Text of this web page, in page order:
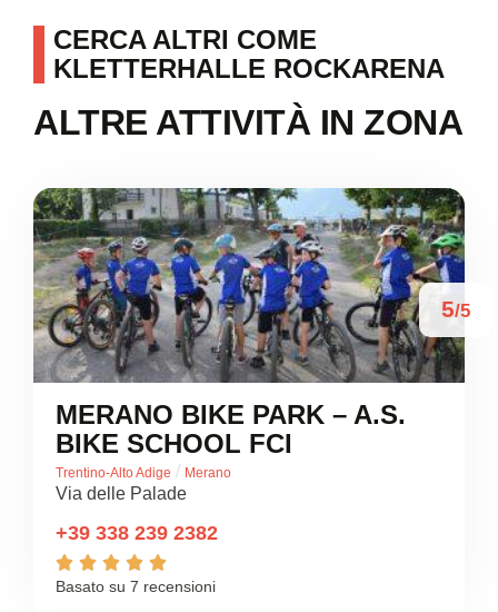
CERCA ALTRI COME
KLETTERHALLE ROCKARENA
ALTRE ATTIVITÀ IN ZONA
5/5
MERANO BIKE PARK – A.S.
BIKE SCHOOL FCI
Trentino-Alto Adige / Merano
Via delle Palade
+39 338 239 2382
    
Basato su 7 recensioni